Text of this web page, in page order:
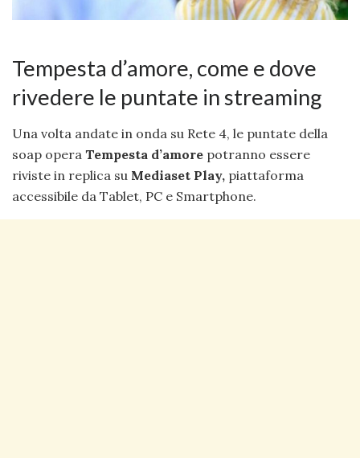
Tempesta d’amore, come e dove
rivedere le puntate in streaming
Una volta andate in onda su Rete 4, le puntate della
soap opera Tempesta d’amore potranno essere
riviste in replica su Mediaset Play, piattaforma
accessibile da Tablet, PC e Smartphone.